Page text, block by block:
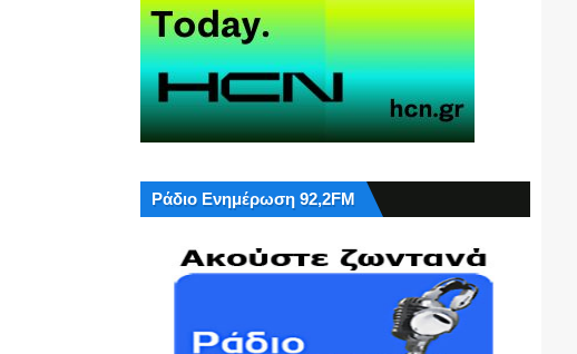
Ράδιο Ενημέρωση 92,2FM